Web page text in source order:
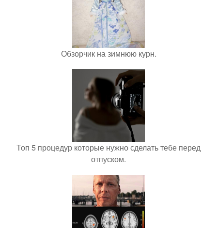
Обзорчик на зимнюю курн.
Топ 5 процедур которые нужно сделать тебе перед
отпуском.